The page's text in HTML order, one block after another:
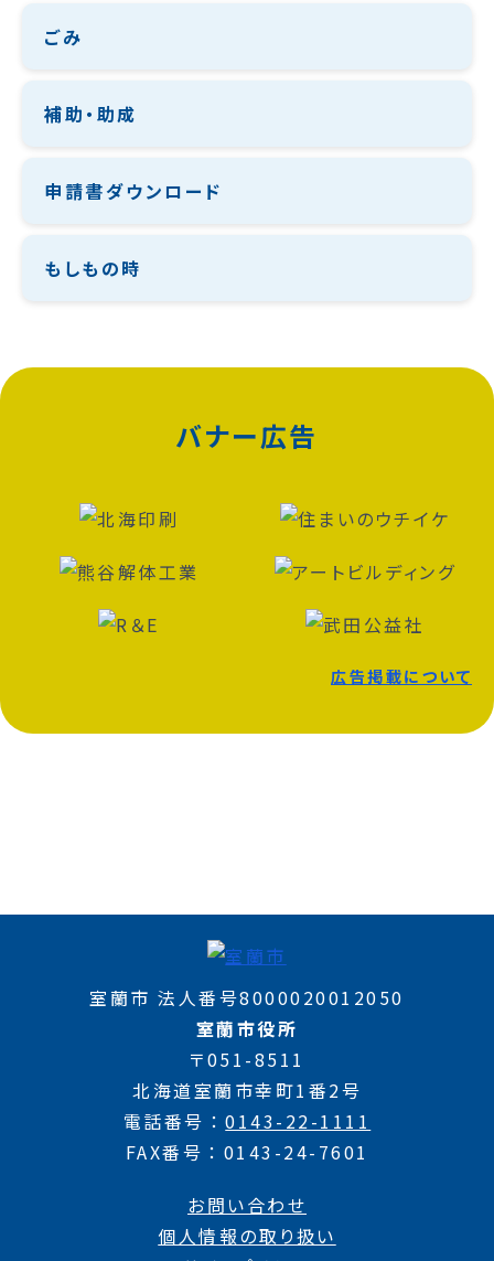
ごみ
補助・助成
申請書ダウンロード
もしもの時
バナー広告
広告掲載について
室蘭市 法人番号8000020012050
室蘭市役所
〒051-8511
北海道室蘭市幸町1番2号
電話番号
0143-22-1111
FAX番号
0143-24-7601
お問い合わせ
個人情報の取り扱い